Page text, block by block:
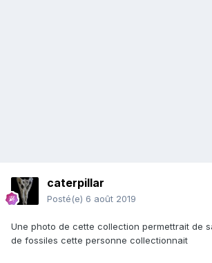
caterpillar
Posté(e) 6 août 2019
Une photo de cette collection permettrait de
de fossiles cette personne collectionnait